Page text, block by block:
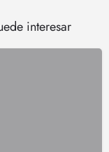
interesar